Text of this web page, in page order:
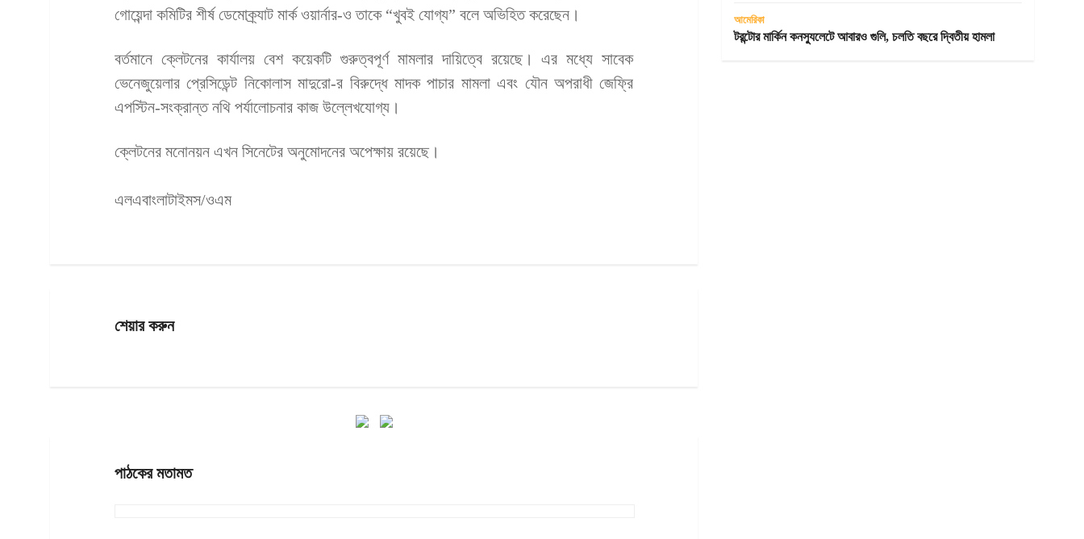
গোয়েন্দা কমিটির শীর্ষ ডেমোক্র্যাট মার্ক ওয়ার্নার-ও তাকে “খুবই যোগ্য” বলে অভিহিত করেছেন।
বর্তমানে ক্লেটনের কার্যালয় বেশ কয়েকটি গুরুত্বপূর্ণ মামলার দায়িত্বে রয়েছে। এর মধ্যে সাবেক
ভেনেজুয়েলার প্রেসিডেন্ট নিকোলাস মাদুরো-র বিরুদ্ধে মাদক পাচার মামলা এবং যৌন অপরাধী জেফ্রি
এপস্টিন-সংক্রান্ত নথি পর্যালোচনার কাজ উল্লেখযোগ্য।
ক্লেটনের মনোনয়ন এখন সিনেটের অনুমোদনের অপেক্ষায় রয়েছে।
এলএবাংলাটাইমস/ওএম
শেয়ার করুন
পাঠকের মতামত
আমেরিকা
টরন্টোর মার্কিন কনস্যুলেটে আবারও গুলি, চলতি বছরে দ্বিতীয় হামলা